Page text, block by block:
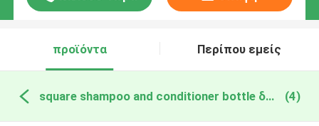
προϊόντα Περίπου εμείς
square shampoo and conditioner bottle διαδικτυακή κατασκευή (4)